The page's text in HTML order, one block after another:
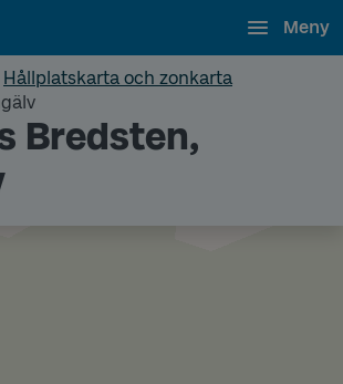
Meny
Hållplatskarta och zonkarta
Bredsten,